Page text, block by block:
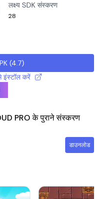
लक्ष्य SDK संस्करण
28
(4.7)
इंस्टॉल करें
PRO के पुराने संस्करण
डाउनलोड